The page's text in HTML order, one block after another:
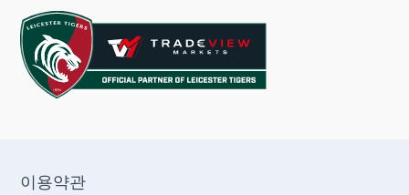
이용약관